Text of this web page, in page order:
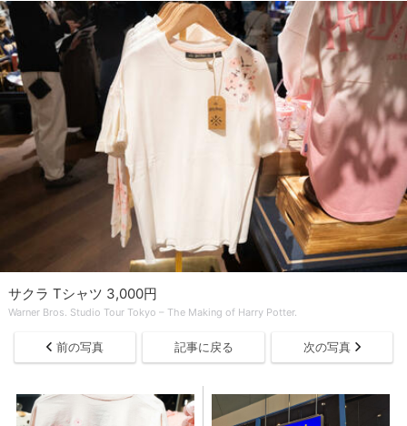
サクラ Tシャツ 3,000円
Warner Bros. Studio Tour Tokyo – The Making of Harry Potter.
前の写真 記事に戻る 次の写真